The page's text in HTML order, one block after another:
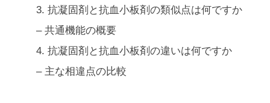
3. 抗凝固剤と抗血小板剤の類似点は何ですか
– 共通機能の概要
4. 抗凝固剤と抗血小板剤の違いは何ですか
– 主な相違点の比較